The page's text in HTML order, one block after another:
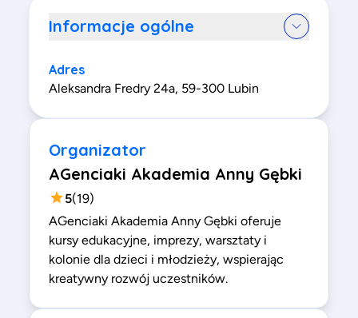
Informacje ogólne
Adres
Aleksandra Fredry 24a, 59-300 Lubin
Organizator
AGenciaki Akademia Anny Gębki
5(19)
AGenciaki Akademia Anny Gębki oferuje
kursy edukacyjne, imprezy, warsztaty i
kolonie dla dzieci i młodzieży, wspierając
kreatywny rozwój uczestników.